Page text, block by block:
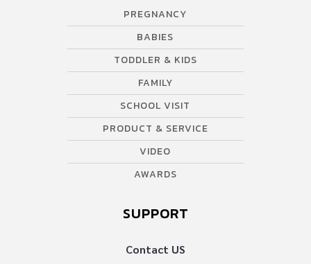
PREGNANCY
BABIES
TODDLER & KIDS
FAMILY
SCHOOL VISIT
PRODUCT & SERVICE
VIDEO
AWARDS
SUPPORT
Contact US